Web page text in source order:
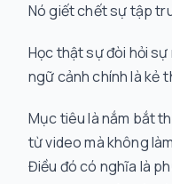
Nó giết chết sự tập
Học thật sự đòi hỏi
ngữ cảnh chính là kẻ
Mục tiêu là nắm bắt
từ video mà không
Điều đó có nghĩa là